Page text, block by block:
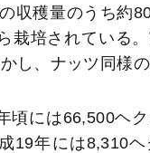
収穫量のうち約
栽培されている
し、ナッツ同様の
頃には66,500ヘ
19年には8,310